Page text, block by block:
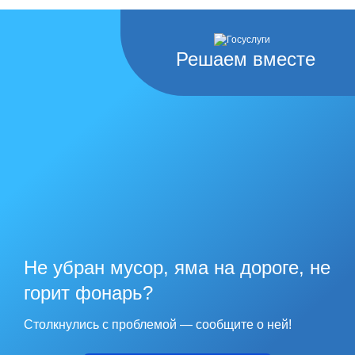
Решаем вместе
Не убран мусор, яма на дороге, не
горит фонарь?
Столкнулись с проблемой — сообщите о ней!